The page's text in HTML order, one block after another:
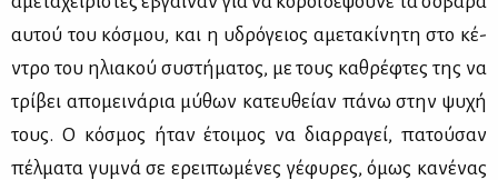
αυ­τού του κό­σμου, και η υδρό­γειος αμε­τα­κί­νη­τη στο κέ­
ντρο του ηλια­κού συ­στή­μα­τος, με τους κα­θρέ­φτες της να
τρί­βει απο­μει­νά­ρια μύ­θων κα­τευ­θεί­αν πά­νω στην ψυ­χή
τους. Ο κό­σμος ήταν έτοι­μος να διαρ­ρα­γεί, πα­τού­σαν
πέλ­μα­τα γυ­μνά σε ερει­πω­μέ­νες γέ­φυ­ρες, όμως κα­νέ­νας